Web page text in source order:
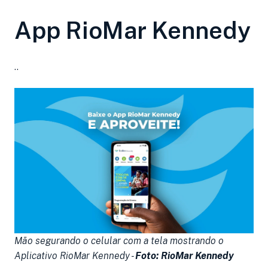
App RioMar Kennedy
..
Mão segurando o celular com a tela mostrando o
Aplicativo RioMar Kennedy -Foto: RioMar Kennedy